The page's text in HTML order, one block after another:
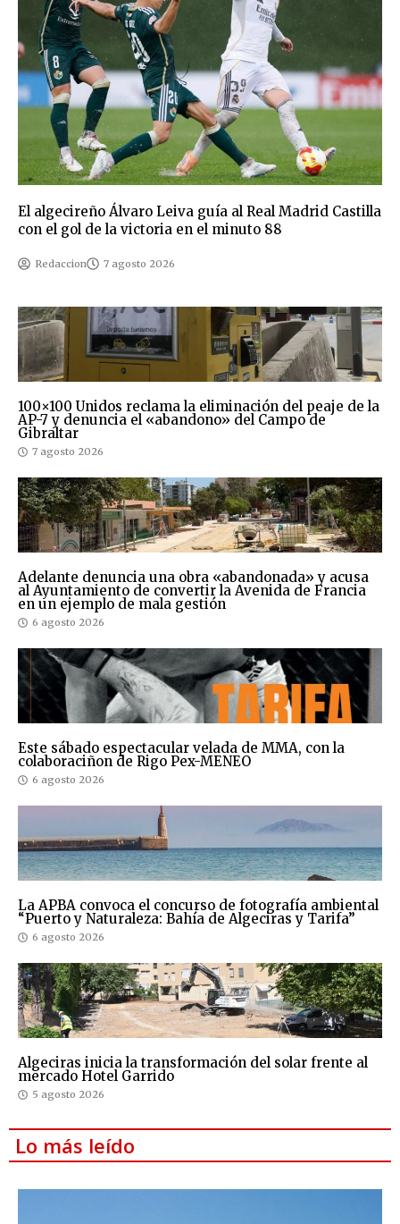
El algecireño Álvaro Leiva guía al Real Madrid Castilla
con el gol de la victoria en el minuto 88
Redaccion 7 agosto 2026
100×100 Unidos reclama la eliminación del peaje de la
AP-7 y denuncia el «abandono» del Campo de
Gibraltar
7 agosto 2026
Adelante denuncia una obra «abandonada» y acusa
al Ayuntamiento de convertir la Avenida de Francia
en un ejemplo de mala gestión
6 agosto 2026
Este sábado espectacular velada de MMA, con la
colaboraciñon de Rigo Pex-MENEO
6 agosto 2026
La APBA convoca el concurso de fotografía ambiental
“Puerto y Naturaleza: Bahía de Algeciras y Tarifa”
6 agosto 2026
Algeciras inicia la transformación del solar frente al
mercado Hotel Garrido
5 agosto 2026
Lo más leído